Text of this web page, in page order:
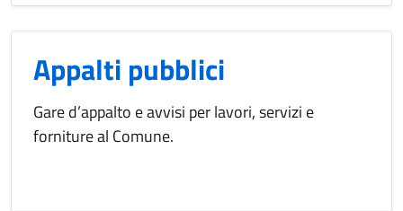
Appalti pubblici
Gare d’appalto e avvisi per lavori, servizi e
forniture al Comune.